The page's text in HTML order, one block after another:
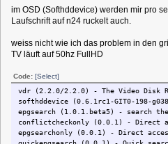
KEY_PLAY 0x12f5
KEY_RECORD 0x12f7
KEY_FASTFORWARD 0x12f4
KEY_PAUSE 0x12f3
KEY_2 0x12c2
KEY_3 0x12c3
KEY_4 0x12c4
KEY_5 0x12c5
KEY_6 0x12c6
KEY_7 0x12c7
KEY_8 0x12c8
im OSD (Softhddevice) werden mir pro
Laufschrift auf n24 ruckelt auch.
weiss nicht wie ich das problem in den
TV läuft auf 50hz FullHD
Code: [Select]
vdr (2.2.0/2.2.0) - The Video Disk
softhddevice (0.6.1rc1-GIT0-198-
epgsearch (1.0.1.beta5) - search
conflictcheckonly (0.0.1) - Direct
epgsearchonly (0.0.1) - Direct